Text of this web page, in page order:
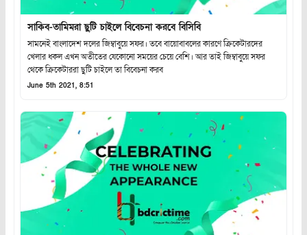
সাকিব-তামিমরা ছুটি চাইলে বিবেচনা করবে বিসিবি
সামনেই বাংলাদেশ দলের জিম্বাবুয়ে সফর। তবে বায়োবাবলের কারণে ক্রিকেটারদের
খেলার ধকল এখন অতীতের যেকোনো সময়ের চেয়ে বেশি। আর তাই জিম্বাবুয়ে সফর
থেকে ক্রিকেটাররা ছুটি চাইলে তা বিবেচনা করব
June 5th 2021, 8:51